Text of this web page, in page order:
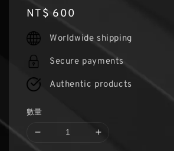
Regular
price
NT$ 600
Worldwide shipping
Secure payments
Authentic products
數量